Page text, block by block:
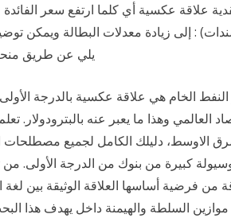
: إلى زيادة معدلات البطالة ويمكن توضيح
يلي عن طريق
الخام هي علاقة عكسية بالدرجة الأولى.
العالمي وهذا ما يعبر عنه بالبترودولار.
دليلك الكامل لجميع مصطلحات
كبيرة من بنوك من الدرجة الأولى.
من فرضية أساسها العلاقة الوثيقة بين لغة
السلطة والهيمنة داخل يهدف هذا